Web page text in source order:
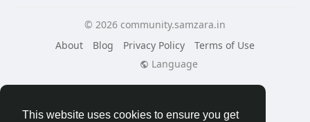
This website uses cookies to ensure you get
© 2026 community.samzara.in
About
Blog Privacy Policy
Terms of Use
Language